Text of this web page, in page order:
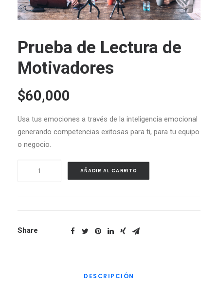
Prueba de Lectura de
Motivadores
$60,000
Usa tus emociones a través de la inteligencia emocional
generando competencias exitosas para ti, para tu equipo
o negocio.
cantidad
AÑADIR AL CARRITO
Share
DESCRIPCIÓN